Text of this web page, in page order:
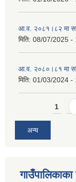
आ.व. २०८१।८२ मा
मिति: 08/07/2025 -
आ.व. २०८०।८१ मा
मिति: 01/03/2024 -
Pages1
अन्य
गाउँपालिकाका